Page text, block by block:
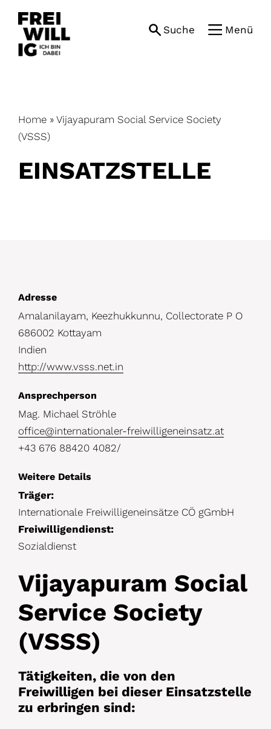
content
Suche Menü
Home » Vijayapuram Social Service Society
(VSSS)
EINSATZ­STELLE
D
e
t
a
l
s
Adresse
Amalanilayam, Keezhukkunnu, Collectorate P O
686002 Kottayam
Indien
http://www.vsss.net.in
Ansprechperson
Mag. Michael Ströhle
office@internationaler-freiwilligeneinsatz.at
+43 676 88420 4082/
Weitere Details
Träger:
Internationale Freiwilligeneinsätze CÖ gGmbH
Freiwilligendienst:
Sozialdienst
Vijayapuram Social
Service Society
(VSSS)
Tätigkeiten, die von den
Freiwilligen bei dieser Einsatzstelle
zu erbringen sind: